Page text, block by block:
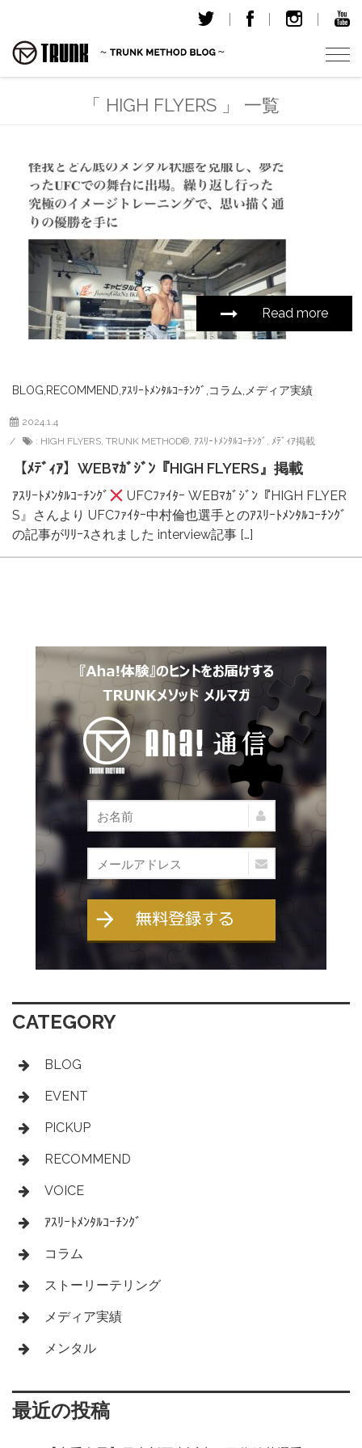
T
o
o
「 HIGH FLYERS 」 一覧
Read more
BLOG,RECOMMEND,ｱｽﾘｰﾄﾒﾝﾀﾙｺｰﾁﾝｸﾞ ,コラム,メディア実績
2024.1.4
: HIGH FLYERS, TRUNK METHOD®︎, ｱｽﾘｰﾄﾒﾝﾀﾙｺｰﾁﾝｸﾞ , ﾒﾃﾞｨｱ掲載
【ﾒﾃﾞｨｱ】WEBﾏｶﾞｼﾞﾝ『HIGH FLYERS』掲載
ｱｽﾘｰﾄﾒﾝﾀﾙｺｰﾁﾝｸﾞ
UFCﾌｧｲﾀｰ WEBﾏｶﾞｼﾞﾝ『HIGH FLYER
S』さんより UFCﾌｧｲﾀｰ中村倫也選手とのｱｽﾘｰﾄﾒﾝﾀﾙｺｰﾁﾝｸﾞ
の記事がﾘﾘｰｽされました interview記事 […]
CATEGORY
BLOG
EVENT
PICKUP
RECOMMEND
VOICE
ｱｽﾘｰﾄﾒﾝﾀﾙｺｰﾁﾝｸﾞ
コラム
ストーリーテリング
メディア実績
メンタル
最近の投稿